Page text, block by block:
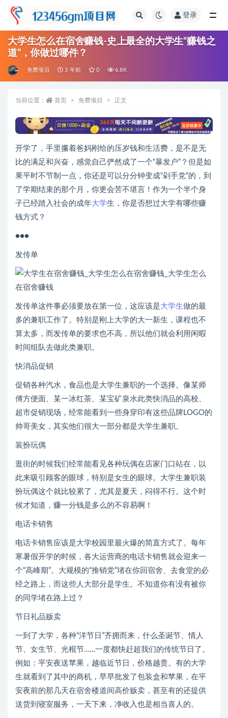
登录
大学生怎么在宿舍赚钱-史上最全的大学生“赚钱之
道”，你做过哪件？
免费项目 3 年前 0 6.8K
当前位置： 首页 免费项目 正文
开学了，手里攥着爸妈刚给的压岁钱和生活费，是不是无
比的满足和兴奋，感觉自己俨然成了一个“暴发户”？但是如
果平时不节制一点，你还是可以分分钟变成“剁手党”的，到
了学期结束的那个月，你更会苦不堪言！作为一个半个身
子已经踏入社会的成年大学生，你是否想过大学有哪些赚
钱方式？
●●●
发传单
发传单这件事必须要放在第一位，这应该是大学生做的最
多的兼职工作了。特别是刚上大学的大一新生，课程也不
算太多，而发传单的要求也不高，所以他们就会利用闲暇
时间组队去做此类兼职。
快消品促销
促销各种汽水，食品也是大学生兼职的一个选择。像某师
傅方便面、某一冰红茶、某宝矿泉水此类快消品的高校、
超市促销现场，经常能看到一些身穿印有这些品牌LOGO的
帅哥美女，其实他们很大一部分都是大学生兼职。
装扮玩偶
逛街的时候我们经常能看见各种玩偶在店家门口站在，以
此来吸引顾客的眼球，特别是女生的眼球。大学生兼职装
扮玩偶这个就比较累了，尤其是夏天，闷得不行。这个时
候才知道，赚一分钱是多么的不容易啊！
电话卡销售
电话卡销售应该是大学校园里最火爆的简直方式了。每年
寒暑假开学的时候，各大运营商的电话卡销售就会迎来一
个“高峰期”。大规模的“推销党”堵在你回宿舍、去食堂的必
经之路上，而这些人大部分是学生。不知道你有没有被你
的同学堵在路上过？
节日礼品贩卖
一到了大学，各种“洋节日”齐拥而来，什么圣诞节、情人
节、女生节、光棍节……一度都快赶超我们的传统节日了。
例如：平安夜送苹果，越临近节日，价格越贵。有的大学
生就看到了其中的商机，早早批发了包装盒和苹果，在平
安夜前的那几天在宿舍楼道间高价贩卖，甚至有的还提供
送货到寝室服务，一天下来，净收入也是相当喜人的。